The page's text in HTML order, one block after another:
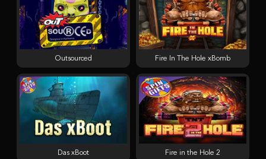
Outsourced
Fire in the Hole 2
Fire In The Hole xBomb
Das xBoot